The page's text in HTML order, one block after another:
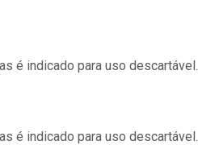
é indicado para uso descartável.
é indicado para uso descartável.